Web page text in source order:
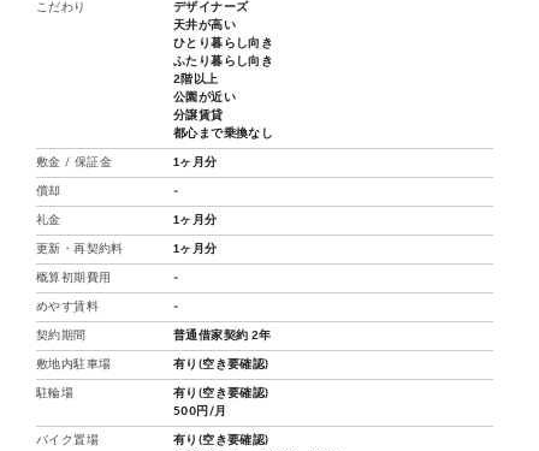
こだわり
デザイナーズ
天井が高い
ひとり暮らし向き
ふたり暮らし向き
2階以上
公園が近い
分譲賃貸
都心まで乗換なし
敷金 / 保証金 1ヶ月分
償却 -
礼金 1ヶ月分
更新・再契約料 1ヶ月分
概算初期費用 -
めやす賃料 -
契約期間 普通借家契約 2年
敷地内駐車場 有り(空き要確認)
駐輪場
有り(空き要確認)
500円/月
バイク置場
有り(空き要確認)